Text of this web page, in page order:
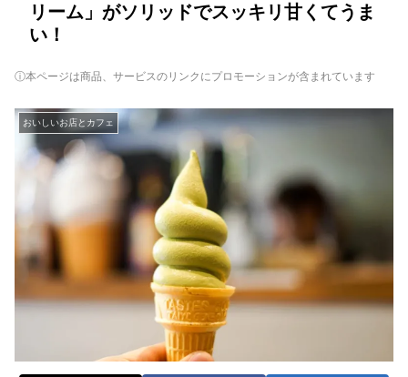
リーム」がソリッドでスッキリ甘くてうま
い！
ⓘ本ページは商品、サービスのリンクにプロモーションが含まれています
おいしいお店とカフェ